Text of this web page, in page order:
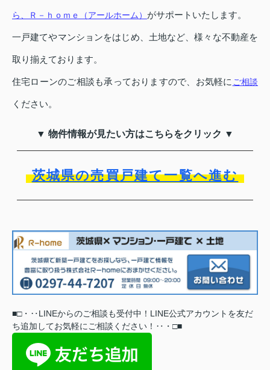
ら、Ｒ－ｈｏｍｅ（アールホーム） がサポートいたします。
一戸建てやマンションをはじめ、土地など、様々な不動産を
取り揃えております。
住宅ローンのご相談も承っておりますので、お気軽に ご相談
ください。
▼ 物件情報が見たい方はこちらをクリック ▼
茨城県の売買戸建て一覧へ進む
■□・‥LINEからのご相談も受付中！LINE公式アカウントを友だ
ち追加してお気軽にご相談ください ！ ‥ ・ □■